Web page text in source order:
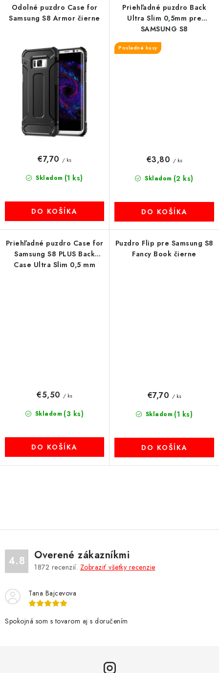
Odolné puzdro Case for
Samsung S8 Armor čierne
Skladom (1 ks)
€7,70 / ks
DO KOŠÍKA
Priehľadné puzdro Back
Ultra Slim 0,5mm pre
SAMSUNG S8
Posledné kusy
Skladom (2 ks)
€3,80 / ks
DO KOŠÍKA
Priehľadné puzdro Case for
Samsung S8 PLUS Back
Case Ultra Slim 0,5 mm
Skladom (3 ks)
€5,50 / ks
DO KOŠÍKA
Puzdro Flip pre Samsung S8
Fancy Book čierne
Skladom (1 ks)
€7,70 / ks
DO KOŠÍKA
á
d
a
c
e
r
4.8 Overené zákazníkmi
1872 recenzií. Zobraziť všetky recenzie
Tana Bajcevova
Spokojná som s tovarom aj s doručením